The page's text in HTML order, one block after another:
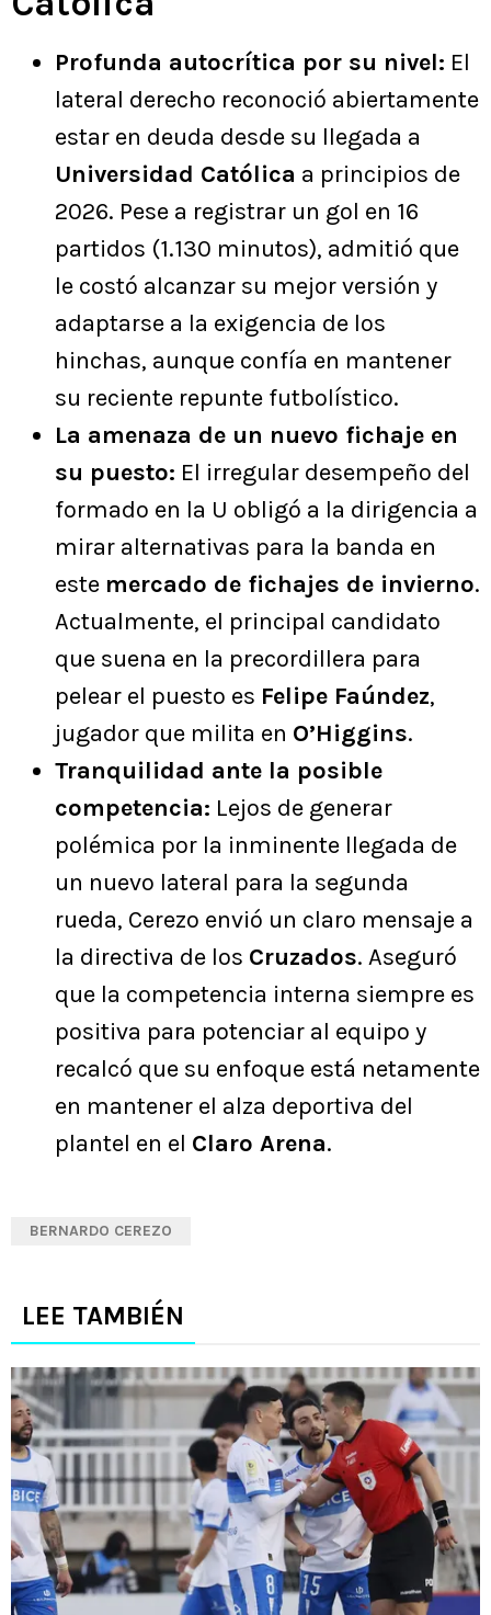
Profunda autocrítica por su nivel: El
lateral derecho reconoció abiertamente
estar en deuda desde su llegada a
Universidad Católica a principios de
2026. Pese a registrar un gol en 16
partidos (1.130 minutos), admitió que
le costó alcanzar su mejor versión y
adaptarse a la exigencia de los
hinchas, aunque confía en mantener
su reciente repunte futbolístico.
La amenaza de un nuevo fichaje en
su puesto: El irregular desempeño del
formado en la U obligó a la dirigencia a
mirar alternativas para la banda en
este mercado de fichajes de invierno.
Actualmente, el principal candidato
que suena en la precordillera para
pelear el puesto es Felipe Faúndez,
jugador que milita en O’Higgins.
Tranquilidad ante la posible
competencia: Lejos de generar
polémica por la inminente llegada de
un nuevo lateral para la segunda
rueda, Cerezo envió un claro mensaje a
la directiva de los Cruzados. Aseguró
que la competencia interna siempre es
positiva para potenciar al equipo y
recalcó que su enfoque está netamente
en mantener el alza deportiva del
plantel en el Claro Arena.
BERNARDO CEREZO
LEE TAMBIÉN